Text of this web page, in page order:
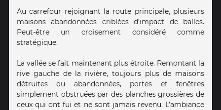
Au carrefour rejoignant la route principale, plusieurs
maisons abandonnées criblées d’impact de balles.
Peut-être un croisement considéré comme
stratégique.
La vallée se fait maintenant plus étroite. Remontant la
rive gauche de la rivière, toujours plus de maisons
détruites ou abandonnées, portes et fenêtres
simplement obstruées par des planches grossières de
ceux qui ont fui et ne sont jamais revenu. L’ambiance